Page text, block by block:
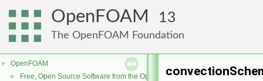
OpenFOAM 13
The OpenFOAM Foundation
▼ OpenFOAM
► Free, Open Source Software from the OpenFOAM Foundation